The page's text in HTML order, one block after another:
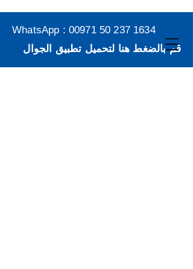
WhatsApp : 00971 50 237 1634
قم بالضغط هنا لتحميل تطبيق الجوال